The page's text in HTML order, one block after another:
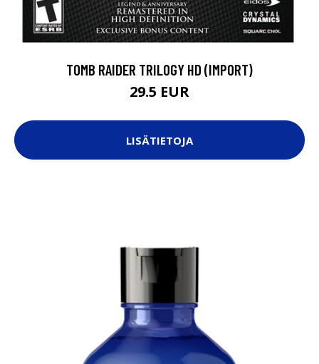
TOMB RAIDER TRILOGY HD (IMPORT)
29.5 EUR
LISÄTIETOJA